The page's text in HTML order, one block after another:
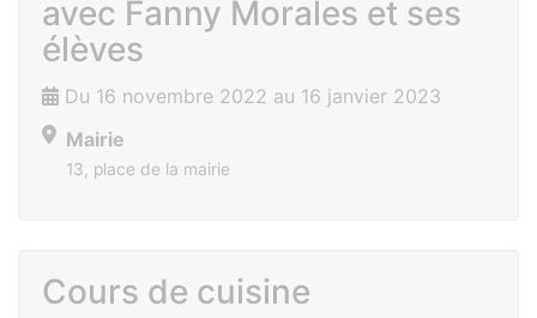
avec Fanny Morales et ses
élèves
Du 16 novembre 2022 au 16 janvier 2023
Mairie
13, place de la mairie
Cours de cuisine